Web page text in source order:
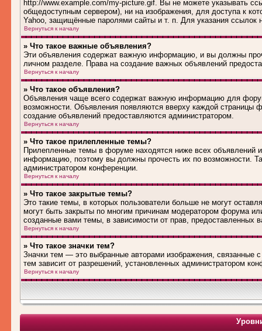
http://www.example.com/my-picture.gif. Вы не можете указывать
общедоступным сервером), ни на изображения, для доступа к
Yahoo, защищённые паролями сайты и т. п. Для указания ссылок
Вернуться к началу
» Что такое важные объявления?
Эти объявления содержат важную информацию, и вы должны
личном разделе. Права на создание важных объявлений
Вернуться к началу
» Что такое объявления?
Объявления чаще всего содержат важную информацию для
возможности. Объявления появляются вверху каждой
создание объявлений предоставляются администратором.
Вернуться к началу
» Что такое прилепленные темы?
Прилепленные темы в форуме находятся ниже всех объявлений
информацию, поэтому вы должны прочесть их по возможности.
администратором конференции.
Вернуться к началу
» Что такое закрытые темы?
Это такие темы, в которых пользователи больше не могут
могут быть закрыты по многим причинам модератором форума
созданные вами темы, в зависимости от прав, предоставленных
Вернуться к началу
» Что такое значки тем?
Значки тем — это выбранные авторами изображения, связанные
тем зависит от разрешений, установленных администратором
Вернуться к началу